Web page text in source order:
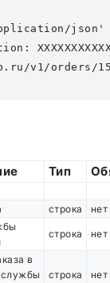
json'
Тип
строка нет
строка нет
в
строка нет